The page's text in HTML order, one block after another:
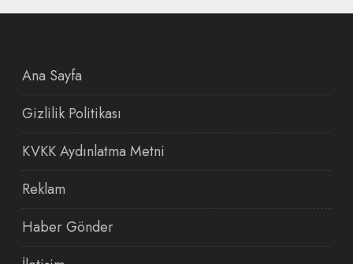
Ana Sayfa
Gizlilik Politikası
KVKK Aydınlatma Metni
Reklam
Haber Gönder